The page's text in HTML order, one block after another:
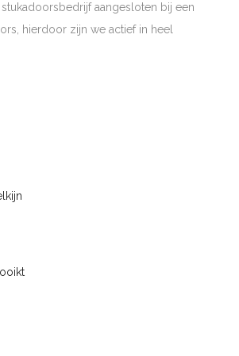
stukadoorsbedrijf aangesloten bij een
hierdoor zijn we actief in heel